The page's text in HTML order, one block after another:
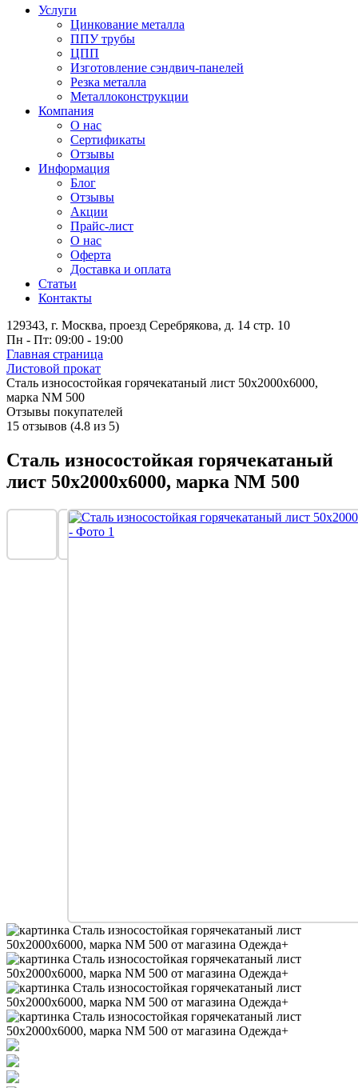
Услуги
Цинкование металла
ППУ трубы
ЦПП
Изготовление сэндвич-панелей
Резка металла
Металлоконструкции
Компания
О нас
Сертификаты
Отзывы
Информация
Блог
Отзывы
Акции
Прайс-лист
О нас
Оферта
Доставка и оплата
Статьи
Контакты
129343, г. Москва, проезд Серебрякова, д. 14 стр. 10
Пн - Пт: 09:00 - 19:00
Главная страница
Листовой прокат
Сталь износостойкая горячекатаный лист 50х2000х6000,
марка NM 500
Отзывы покупателей
15 отзывов (4.8 из 5)
Сталь износостойкая горячекатаный
лист 50х2000х6000, марка NM 500